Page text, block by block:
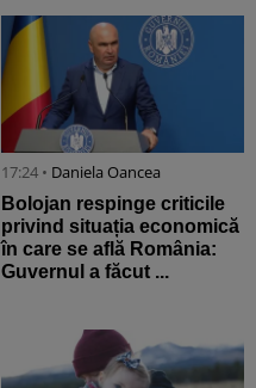
17:24 • Daniela Oancea
Bolojan respinge criticile
privind situația economică
în care se află România:
Guvernul a făcut ...